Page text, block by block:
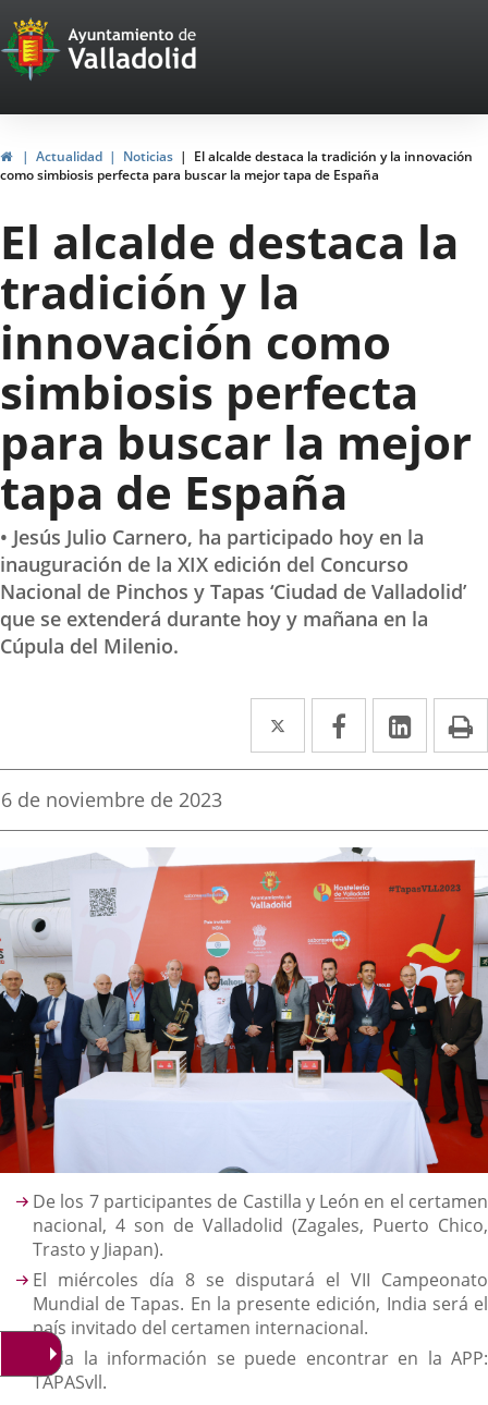
Portal
Web
del
Ayuntamiento
de
Valladolid
InicioActualidad Noticias
El alcalde destaca la tradición y la innovación
como simbiosis perfecta para buscar la mejor tapa de España
El alcalde destaca la
tradición y la
innovación como
simbiosis perfecta
para buscar la mejor
tapa de España
• Jesús Julio Carnero, ha participado hoy en la
inauguración de la XIX edición del Concurso
Nacional de Pinchos y Tapas ‘Ciudad de Valladolid’
que se extenderá durante hoy y mañana en la
Cúpula del Milenio.
Twitter
Enlace
a
aplicación
externa.
Facebook
Enlace
a
aplicación
externa.
Enlace
a
Fecha
la
noticia
6 de noviembre de 2023
Descripción
De los 7 participantes de Castilla y León en el certamen
nacional, 4 son de Valladolid (Zagales, Puerto Chico,
Trasto y Jiapan).
El miércoles día 8 se disputará el VII Campeonato
Mundial de Tapas. En la presente edición, India será el
país invitado del certamen internacional.
Toda la información se puede encontrar en la APP:
TAPASvll.